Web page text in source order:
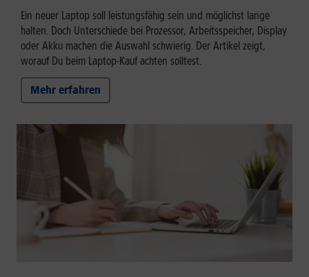
Ein neuer Laptop soll leistungsfähig sein und möglichst lange
halten. Doch Unterschiede bei Prozessor, Arbeitsspeicher, Display
oder Akku machen die Auswahl schwierig. Der Artikel zeigt,
worauf Du beim Laptop-Kauf achten solltest.
Mehr erfahren